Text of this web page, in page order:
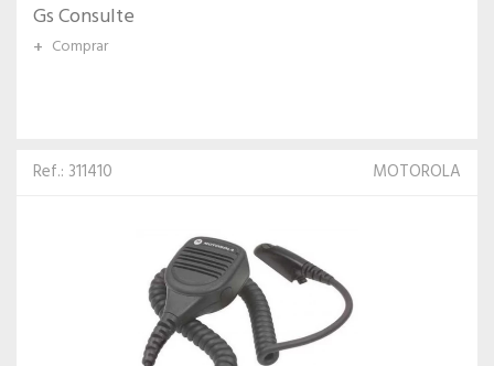
Gs Consulte
+ Comprar
Ref.: 311410 MOTOROLA